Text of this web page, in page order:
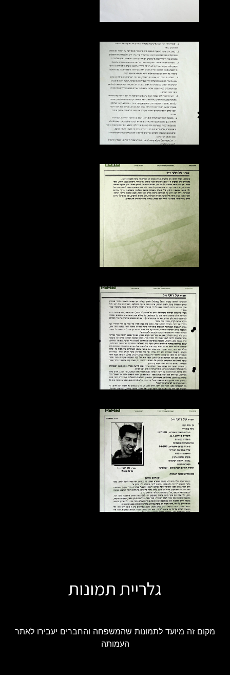
גלריית תמונות
מקום זה מיועד לתמונות שהמשפחה והחברים יעבירו לאתר
העמותה